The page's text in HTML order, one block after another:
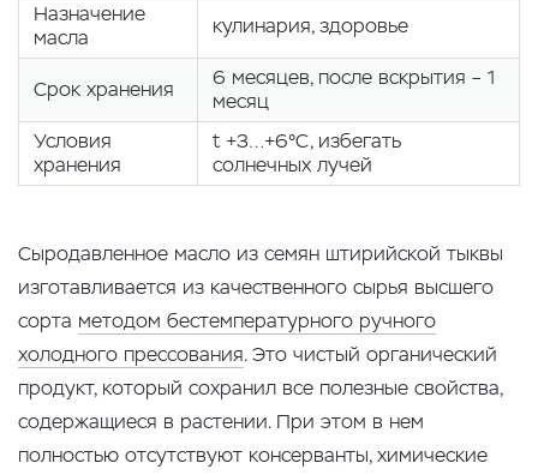
Назначение
масла
кулинария, здоровье
Срок хранения
6 месяцев, после вскрытия – 1
месяц
Условия
хранения
t +3…+6°С, избегать
солнечных лучей
Сыродавленное масло из семян штирийской тыквы
изготавливается из качественного сырья высшего
сорта методом бестемпературного ручного
холодного прессования. Это чистый органический
продукт, который сохранил все полезные свойства,
содержащиеся в растении. При этом в нем
полностью отсутствуют консерванты, химические